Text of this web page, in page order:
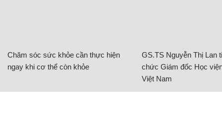
Chăm sóc sức khỏe cần thực hiện
ngay khi cơ thể còn khỏe
GS.TS Nguyễn Thị Lan
chức Giám đốc Học
Việt Nam